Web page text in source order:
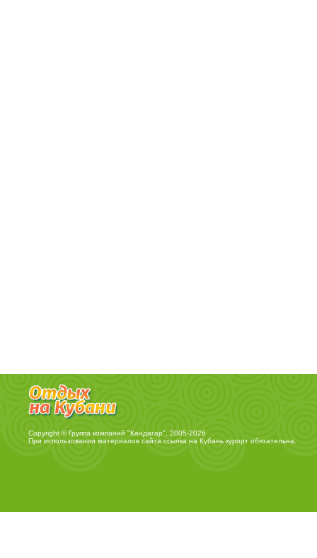
Copyright © Группа компаний "Кандагар", 2005-2026
При использовании материалов сайта ссылка на Кубань курортобязательна.